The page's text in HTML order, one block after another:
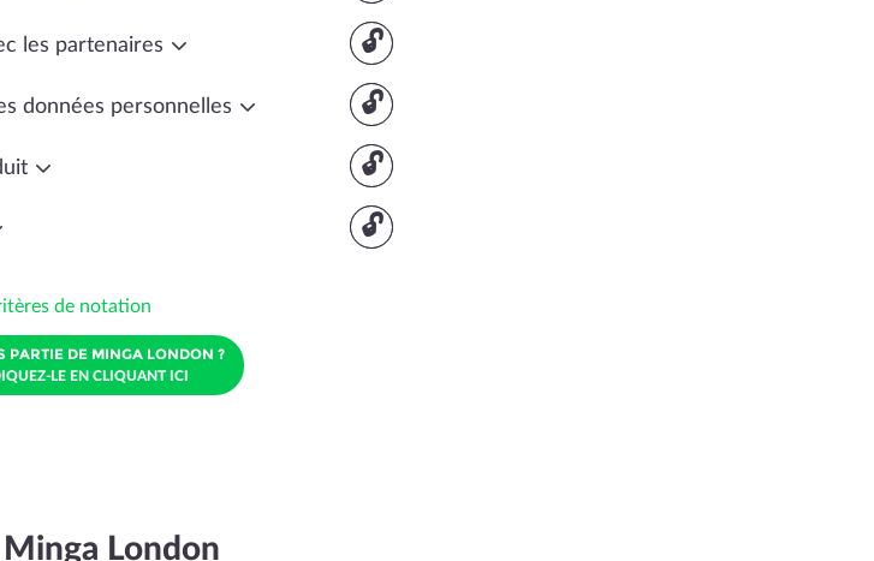
🔓
les partenaires
🔓
données personnelles
🔓
🔓
de notation
PARTIE DE MINGA LONDON ?
LE EN CLIQUANT ICI
London